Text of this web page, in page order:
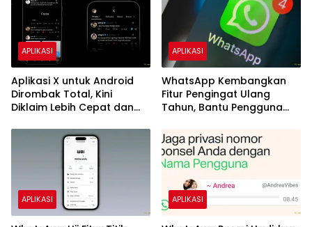
APLIKASI
Aplikasi X untuk Android
Dirombak Total, Kini
Diklaim Lebih Cepat dan
APLIKASI
WhatsApp Kembangkan
Fitur Pengingat Ulang
Tahun, Bantu Pengguna
APLIKASI APLIKASI